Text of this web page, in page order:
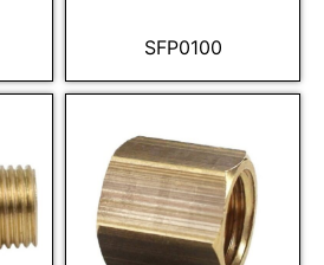
SFP0100